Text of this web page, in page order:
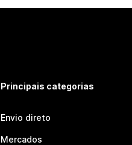
Principais categorias
Envio direto
Mercados